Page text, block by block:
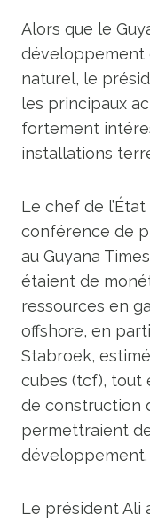
Alors que le
développement
naturel, le
les principaux
fortement
installations
Le chef de
conférence de
au Guyana
étaient de
ressources en
offshore, en
Stabroek,
cubes (tcf), tout
de construction
permettraient
développement.
Le président Ali